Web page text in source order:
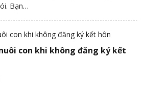
Bạn…
con khi không đăng ký kết